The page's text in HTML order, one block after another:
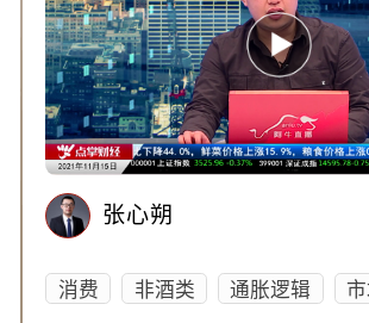
张心朔
消费 非酒类 通胀逻辑